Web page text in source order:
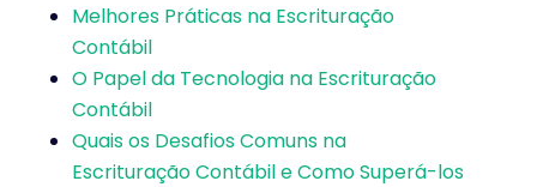
Melhores Práticas na Escrituração
Contábil
O Papel da Tecnologia na Escrituração
Contábil
Quais os Desafios Comuns na
Escrituração Contábil e Como Superá-los